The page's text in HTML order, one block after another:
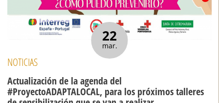
22
mar.
NOTICIAS
Actualización de la agenda del
#ProyectoADAPTALOCAL, para los próximos talleres